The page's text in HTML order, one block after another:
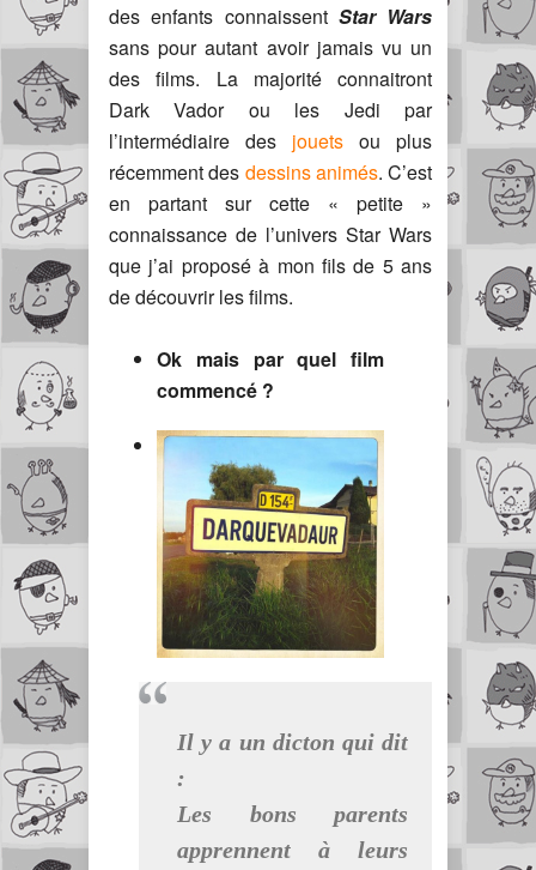
des enfants connaissent Star Wars
sans pour autant avoir jamais vu un
des films. La majorité connaitront
Dark Vador ou les Jedi par
l’intermédiaire des jouets ou plus
récemment des dessins animés. C’est
en partant sur cette « petite »
connaissance de l’univers Star Wars
que j’ai proposé à mon fils de 5 ans
de découvrir les films.
Ok mais par quel film
commencé ?
Il y a un dicton qui dit
:
Les bons parents
apprennent à leurs